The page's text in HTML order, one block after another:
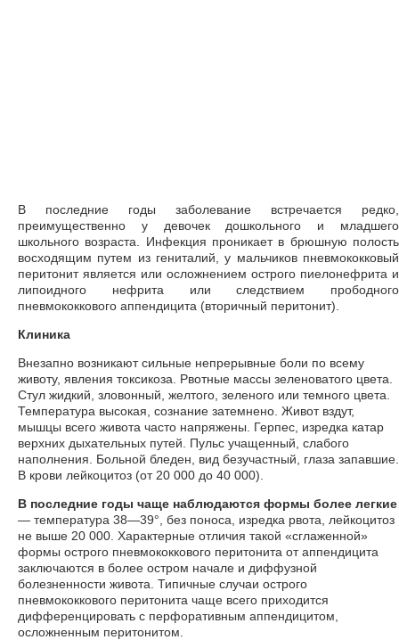
В последние годы заболевание встречается редко,
преимущественно у девочек дошкольного и младшего
школьного возраста. Инфекция проникает в брюшную полость
восходящим путем из гениталий, у мальчиков пневмококковый
перитонит является или осложнением острого пиелонефрита и
липоидного нефрита или следствием прободного
пневмококкового аппендицита (вторичный перитонит).
Клиника
Внезапно возникают сильные непрерывные боли по всему
животу, явления токсикоза. Рвотные массы зеленоватого цвета.
Стул жидкий, зловонный, желтого, зеленого или темного цвета.
Температура высокая, сознание затемнено. Живот вздут,
мышцы всего живота часто напряжены. Герпес, изредка катар
верхних дыхательных путей. Пульс учащенный, слабого
наполнения. Больной бледен, вид безучастный, глаза запавшие.
В крови лейкоцитоз (от 20 000 до 40 000).
В последние годы чаще наблюдаются формы более легкие
— температура 38—39°, без поноса, изредка рвота, лейкоцитоз
не выше 20 000. Характерные отличия такой «сглаженной»
формы острого пневмококкового перитонита от аппендицита
заключаются в более остром начале и диффузной
болезненности живота. Типичные случаи острого
пневмококкового перитонита чаще всего приходится
дифференцировать с перфоративным аппендицитом,
осложненным перитонитом.